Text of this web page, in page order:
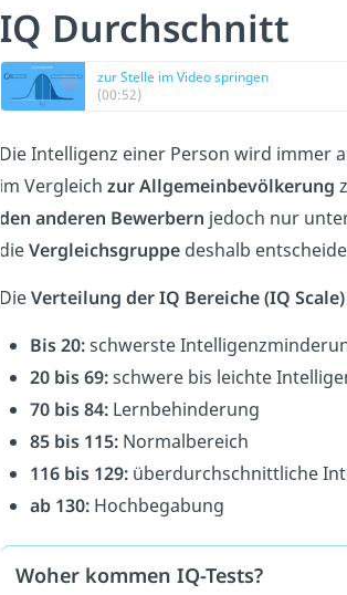
IQ Durchschnitt
zur Stelle im Video springen
(00:52)
Die Intelligenz einer Person wird immer
im Vergleich zur Allgemeinbevölkerung
den anderen Bewerbern jedoch nur
dieVergleichsgruppe deshalb
DieVerteilung der IQ Bereiche (IQ Scale)
Bis 20:schwerste
20 bis 69:schwere bis leichte
70 bis 84: Lernbehinderung
85 bis 115: Normalbereich
116 bis 129: überdurchschnittliche
ab 130: Hochbegabung
Woher kommen IQ-Tests?